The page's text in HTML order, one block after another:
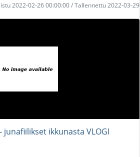
2022-02-26 00:00:00 / Tallennettu 2022-03-29
ikkunasta VLOGI